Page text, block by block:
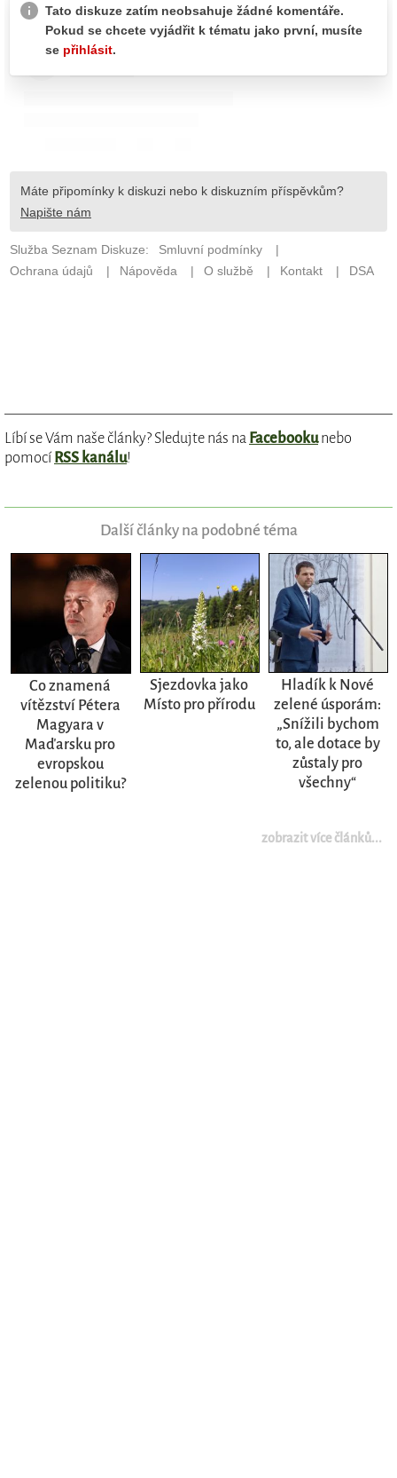
Líbí se Vám naše články? Sledujte nás na Facebookunebo
pomocíRSS kanálu!
Další články na podobné téma
Co znamená
vítězství Pétera
Magyara v
Maďarsku pro
evropskou
zelenou politiku?
Sjezdovka jako
Místo pro přírodu
Hladík k Nové
zelené úsporám:
„Snížili bychom
to, ale dotace by
zůstaly pro
všechny“
zobrazit více článků...